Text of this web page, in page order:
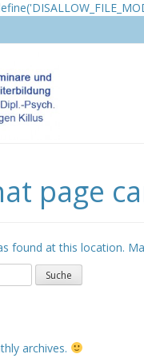
page
found at this location.
archives.